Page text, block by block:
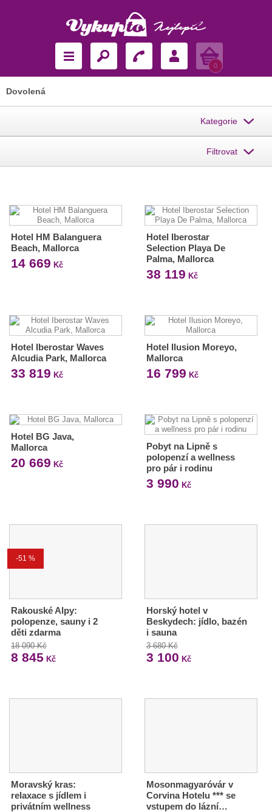
Košík
0
Dovolená
Kategorie
Filtrovat
Hotel HM Balanguera
Beach, Mallorca
14 669 Kč
Hotel Iberostar
Selection Playa De
Palma, Mallorca
38 119 Kč
Hotel Iberostar Waves
Alcudia Park, Mallorca
33 819 Kč
Hotel Ilusion Moreyo,
Mallorca
16 799 Kč
Hotel BG Java,
Mallorca
20 669 Kč
Pobyt na Lipně s
polopenzí a wellness
pro pár i rodinu
3 990 Kč
-51 %
Rakouské Alpy:
polopenze, sauny i 2
děti zdarma
18 090 Kč
8 845 Kč
Horský hotel v
Beskydech: jídlo, bazén
i sauna
3 680 Kč
3 100 Kč
Moravský kras:
relaxace s jídlem i
privátním wellness
Mosonmagyaróvár v
Corvina Hotelu *** se
vstupem do lázní…